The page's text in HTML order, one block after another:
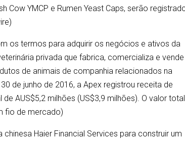
YMCP e Rumen Yeast Caps, serão
os termos para adquirir os negócios e ativos da
privada que fabrica, comercializa e vende
de animais de companhia relacionados na
de junho de 2016, a Apex registrou receita de
AUS$5,2 milhões (US$3,9 milhões). O valor
fio de mercado)
Haier Financial Services para construir um